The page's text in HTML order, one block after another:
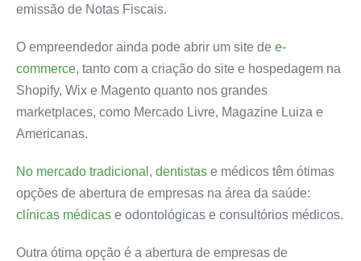
emissão de Notas Fiscais.
O empreendedor ainda pode abrir um site de e-
commerce, tanto com a criação do site e hospedagem na
Shopify, Wix e Magento quanto nos grandes
marketplaces, como Mercado Livre, Magazine Luiza e
Americanas.
No mercado tradicional, dentistas e médicos têm ótimas
opções de abertura de empresas na área da saúde:
clínicas médicas e odontológicas e consultórios médicos.
Outra ótima opção é a abertura de empresas de